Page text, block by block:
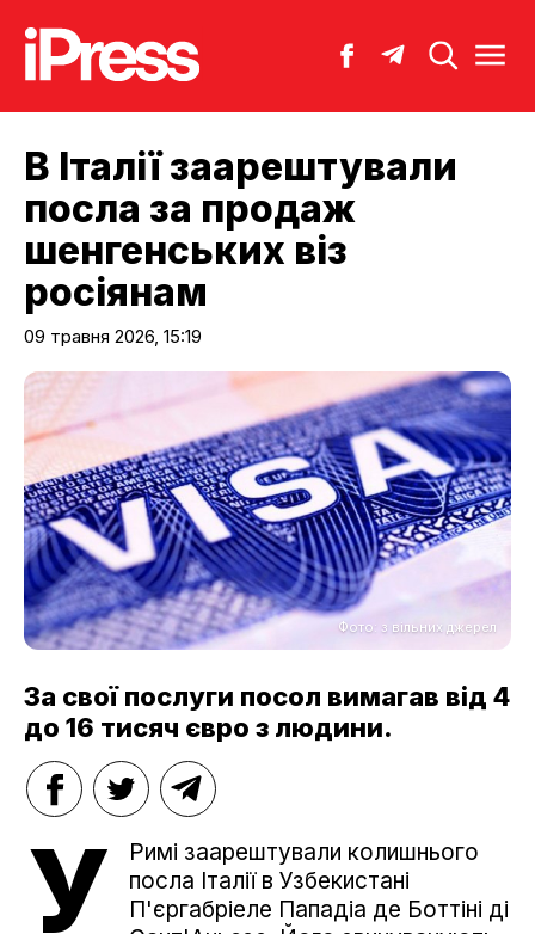
В Італії заарештували
посла за продаж
шенгенських віз
росіянам
09 травня 2026, 15:19
Фото: з вільних джерел
За свої послуги посол вимагав від 4
до 16 тисяч євро з людини.
У
Римі заарештували колишнього
посла Італії в Узбекистані
П'єргабріеле Пападіа де Боттіні ді